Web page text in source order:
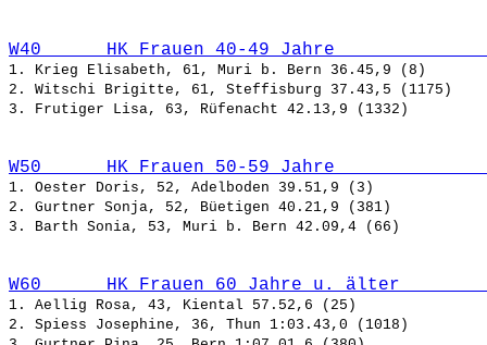
W40      HK Frauen 40-49 Jahre
1. Krieg Elisabeth, 61, Muri b. Bern 36.45,9 (8)
2. Witschi Brigitte, 61, Steffisburg 37.43,5 (1175)
W50      HK Frauen 50-59 Jahre
1. Oester Doris, 52, Adelboden 39.51,9 (3)
2. Gurtner Sonja, 52, Büetigen 40.21,9 (381)
W60      HK Frauen 60 Jahre u. älter
1. Aellig Rosa, 43, Kiental 57.52,6 (25)
2. Spiess Josephine, 36, Thun 1:03.43,0 (1018)